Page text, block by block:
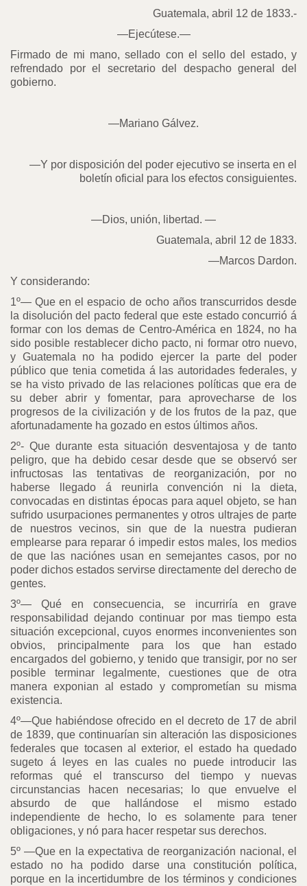
Guatemala, abril 12 de 1833.-
—Ejecútese.—
Firmado de mi mano, sellado con el sello del estado, y
refrendado por el secretario del despacho general del
gobierno.
—Mariano Gálvez.
—Y por disposición del poder ejecutivo se inserta en el
boletín oficial para los efectos consiguientes.
—Dios, unión, libertad. —
Guatemala, abril 12 de 1833.
—Marcos Dardon.
Y considerando:
1º— Que en el espacio de ocho años transcurridos desde
la disolución del pacto federal que este estado concurrió á
formar con los demas de Centro-América en 1824, no ha
sido posible restablecer dicho pacto, ni formar otro nuevo,
y Guatemala no ha podido ejercer la parte del poder
público que tenia cometida á las autoridades federales, y
se ha visto privado de las relaciones políticas que era de
su deber abrir y fomentar, para aprovecharse de los
progresos de la civilización y de los frutos de la paz, que
afortunadamente ha gozado en estos últimos años.
2º- Que durante esta situación desventajosa y de tanto
peligro, que ha debido cesar desde que se observó ser
infructosas las tentativas de reorganización, por no
haberse llegado á reunirla convención ni la dieta,
convocadas en distintas épocas para aquel objeto, se han
sufrido usurpaciones permanentes y otros ultrajes de parte
de nuestros vecinos, sin que de la nuestra pudieran
emplearse para reparar ó impedir estos males, los medios
de que las naciónes usan en semejantes casos, por no
poder dichos estados servirse directamente del derecho de
gentes.
3º— Qué en consecuencia, se incurriría en grave
responsabilidad dejando continuar por mas tiempo esta
situación excepcional, cuyos enormes inconvenientes son
obvios, principalmente para los que han estado
encargados del gobierno, y tenido que transigir, por no ser
posible terminar legalmente, cuestiones que de otra
manera exponian al estado y comprometían su misma
existencia.
4º—Que habiéndose ofrecido en el decreto de 17 de abril
de 1839, que continuarían sin alteración las disposiciones
federales que tocasen al exterior, el estado ha quedado
sugeto á leyes en las cuales no puede introducir las
reformas qué el transcurso del tiempo y nuevas
circunstancias hacen necesarias; lo que envuelve el
absurdo de que hallándose el mismo estado
independiente de hecho, lo es solamente para tener
obligaciones, y nó para hacer respetar sus derechos.
5º —Que en la expectativa de reorganización nacional, el
estado no ha podido darse una constitución política,
porque en la incertidumbre de los términos y condiciones